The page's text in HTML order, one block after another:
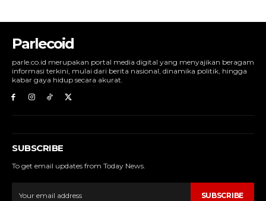
Parlecoid
parle.co.id merupakan portal media digital yang menyajikan beragam
informasi terkini, mulai dari berita nasional, dinamika politik, hingga
kabar gaya hidup secara akurat.
SUBSCRIBE
To get email updates from Today News.
SUBSCRIBE